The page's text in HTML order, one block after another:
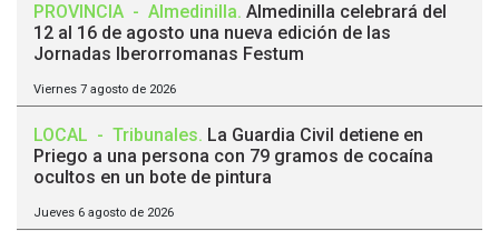
PROVINCIA - Almedinilla. Almedinilla celebrará del
12 al 16 de agosto una nueva edición de las
Jornadas Iberorromanas Festum
Viernes 7 agosto de 2026
LOCAL - Tribunales. La Guardia Civil detiene en
Priego a una persona con 79 gramos de cocaína
ocultos en un bote de pintura
Jueves 6 agosto de 2026